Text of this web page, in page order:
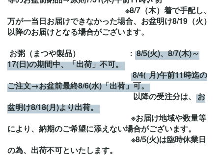
※8/7（木）着で手配し、
万が一当日お届けできなかった場合、お盆明け8/19 （火）
以降のお届けとなる場合がございます。
お粥（まつや製品） ： 8/5(火)、8/7(木)～
17(日)の期間中、「出荷」不可。
8/4( 月)午前11時迄の
ご注文→お盆前最終8/6(水)「出荷」可。
以降の受注分は、
お
盆明け8/18(月)より出荷。
※お届け地域や数量等
により、納期のご希望に添えない場合がございます。
※8/5(火)は臨時休業日
の為、出荷不可といたします。